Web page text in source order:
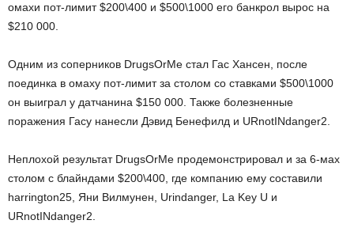
омахи пот-лимит $200\400 и $500\1000 его банкрол вырос на
$210 000.
Одним из соперников DrugsOrMe стал Гас Хансен, после
поединка в омаху пот-лимит за столом со ставками $500\1000
он выиграл у датчанина $150 000. Также болезненные
поражения Гасу нанесли Дэвид Бенефилд и URnotINdanger2.
Неплохой результат DrugsOrMe продемонстрировал и за 6-мах
столом с блайндами $200\400, где компанию ему составили
harrington25, Яни Вилмунен, Urindanger, La Key U и
URnotINdanger2.